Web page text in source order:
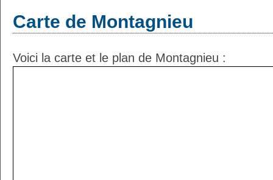
Carte de Montagnieu
Voici la carte et le plan de Montagnieu :